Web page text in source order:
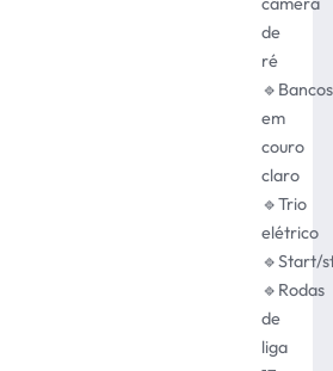
de
ré
🔹Bancos
em
couro
claro
🔹Trio
elétrico
🔹Start/
🔹Rodas
de
liga